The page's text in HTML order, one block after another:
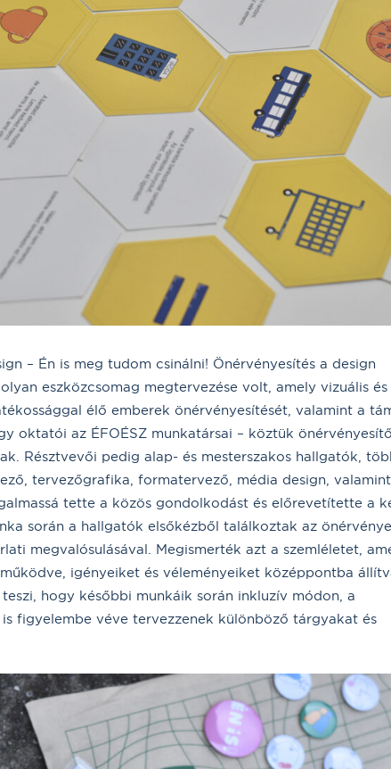
– Én is meg tudom csinálni! Önérvényesítés a design
eszközcsomag megtervezése volt, amely vizuális
élő emberek önérvényesítését, valamint a
oktatói az ÉFOÉSZ munkatársai – köztük
Résztvevői pedig alap- és mesterszakos hallgatók,
tervezőgrafika, formatervező, média design, valamint
tette a közös gondolkodást és előrevetítette a
során a hallgatók elsőkézből találkoztak az
megvalósulásával. Megismerték azt a szemléletet,
igényeiket és véleményeiket középpontba
hogy későbbi munkáik során inkluzív módon, a
figyelembe véve tervezzenek különböző tárgyakat és